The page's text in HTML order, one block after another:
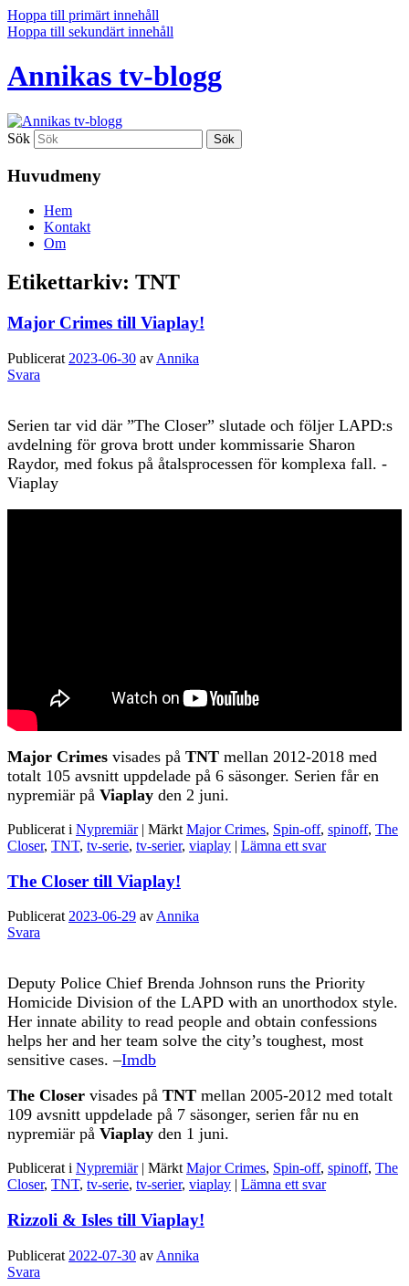
Hoppa till primärt innehåll
Hoppa till sekundärt innehåll
Annikas tv-blogg
Sök
Huvudmeny
Hem
Kontakt
Om
Etikettarkiv: TNT
Major Crimes till Viaplay!
Publicerat 2023-06-30 av Annika
Svara
Serien tar vid där ”The Closer” slutade och följer LAPD:s
avdelning för grova brott under kommissarie Sharon
Raydor, med fokus på åtalsprocessen för komplexa fall. -
Viaplay
Major Crimes visades på TNT mellan 2012-2018 med
totalt 105 avsnitt uppdelade på 6 säsonger. Serien får en
nypremiär på Viaplay den 2 juni.
Publicerat i Nypremiär | Märkt Major Crimes, Spin-off, spinoff, The
Closer, TNT, tv-serie, tv-serier, viaplay | Lämna ett svar
The Closer till Viaplay!
Publicerat 2023-06-29 av Annika
Svara
Deputy Police Chief Brenda Johnson runs the Priority
Homicide Division of the LAPD with an unorthodox style.
Her innate ability to read people and obtain confessions
helps her and her team solve the city’s toughest, most
sensitive cases. –Imdb
The Closer visades på TNT mellan 2005-2012 med totalt
109 avsnitt uppdelade på 7 säsonger, serien får nu en
nypremiär på Viaplay den 1 juni.
Publicerat i Nypremiär | Märkt Major Crimes, Spin-off, spinoff, The
Closer, TNT, tv-serie, tv-serier, viaplay | Lämna ett svar
Rizzoli & Isles till Viaplay!
Publicerat 2022-07-30 av Annika
Svara